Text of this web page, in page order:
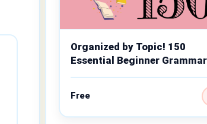
Organized by Topic! 150
Essential Beginner Grammar
Points
Free